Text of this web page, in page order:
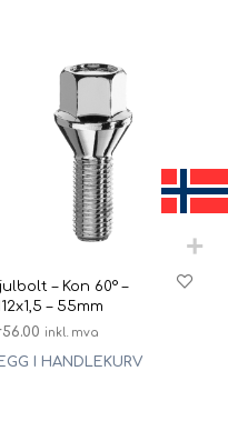
– Kon 60° –
– 55mm
56.00 inkl. mva
I HANDLEKURV